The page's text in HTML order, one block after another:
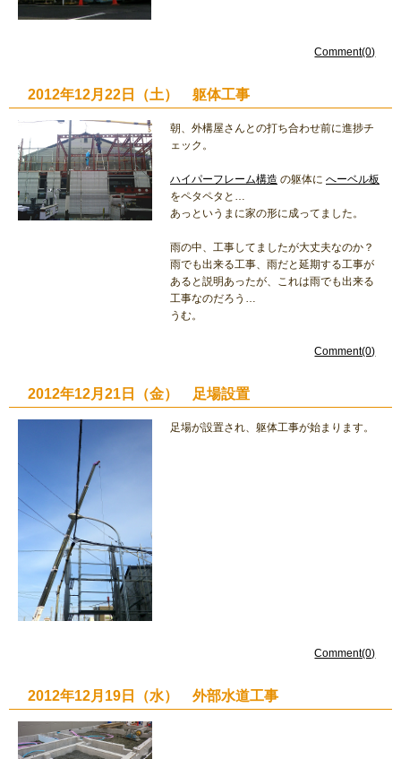
Comment(0)
2012年12月22日（土） 躯体工事
朝、外構屋さんとの打ち合わせ前に進捗チ
ェック。
ハイパーフレーム構造 の躯体に へーベル板
をペタペタと…
あっというまに家の形に成ってました。
雨の中、工事してましたが大丈夫なのか？
雨でも出来る工事、雨だと延期する工事が
あると説明あったが、これは雨でも出来る
工事なのだろう…
うむ。
Comment(0)
2012年12月21日（金） 足場設置
足場が設置され、躯体工事が始まります。
Comment(0)
2012年12月19日（水） 外部水道工事